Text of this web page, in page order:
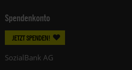
Spendenkonto
JETZT SPENDEN!
SozialBank AG